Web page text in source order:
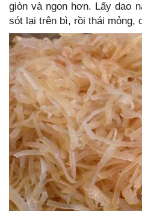
giòn và ngon hơn. Lấy dao
sót lại trên bì, rồi thái mỏng,